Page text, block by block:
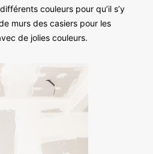
couleurs pour qu’il s’y
murs des casiers pour les
de jolies couleurs.